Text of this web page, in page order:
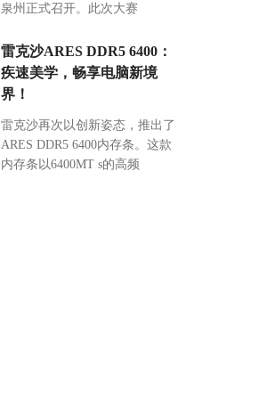
泉州正式召开。此次大赛
雷克沙ARES DDR5 6400：
疾速美学，畅享电脑新境
界！
雷克沙再次以创新姿态，推出了
ARES DDR5 6400内存条。这款
内存条以6400MT s的高频